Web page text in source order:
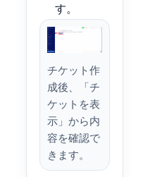
す。
チケット作
成後、「チ
ケットを表
示」から内
容を確認で
きます。